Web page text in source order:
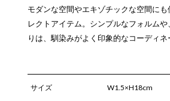
モダンな空間やエキゾチックな空間に
レクトアイテム。シンプルなフォルム
りは、馴染みがよく印象的なコーディネ
サイズ W1.5×H18cm